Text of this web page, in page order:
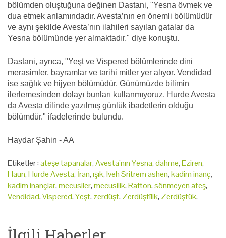
bölümden oluştuğuna değinen Dastani, "Yesna övmek ve
dua etmek anlamındadır. Avesta’nın en önemli bölümüdür
ve aynı şekilde Avesta’nın ilahileri sayılan gatalar da
Yesna bölümünde yer almaktadır." diye konuştu.
Dastani, ayrıca, "Yeşt ve Vispered bölümlerinde dini
merasimler, bayramlar ve tarihi mitler yer alıyor. Vendidad
ise sağlık ve hijyen bölümüdür. Günümüzde bilimin
ilerlemesinden dolayı bunları kullanmıyoruz. Hurde Avesta
da Avesta dilinde yazılmış günlük ibadetlerin olduğu
bölümdür." ifadelerinde bulundu.
Haydar Şahin - AA
Etiketler :ateşe tapanalar,Avesta’nın Yesna,dahme,Eziren,
Haun,Hurde Avesta, İran,ışık,Iveh Sritrem ashen,kadim inanç,
kadim inançlar,mecusiler,mecusilik,Rafton,sönmeyen ateş,
Vendidad,Vispered,Yeşt, zerdüşt, Zerdüştîlik, Zerdüştük,